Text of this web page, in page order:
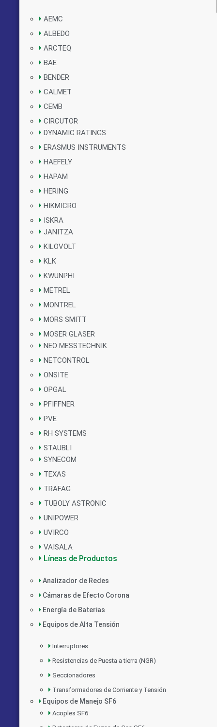
AEMC
ALBEDO
ARCTEQ
BAE
BENDER
CALMET
CEMB
CIRCUTOR
DYNAMIC RATINGS
ERASMUS INSTRUMENTS
HAEFELY
HAPAM
HERING
HIKMICRO
ISKRA
JANITZA
KILOVOLT
KLK
KWUNPHI
METREL
MONTREL
MORS SMITT
MOSER GLASER
NEO MESSTECHNIK
NETCONTROL
ONSITE
OPGAL
PFIFFNER
PVE
RH SYSTEMS
STAUBLI
SYNECOM
TEXAS
TRAFAG
TUBOLY ASTRONIC
UNIPOWER
UVIRCO
VAISALA
Líneas de Productos
Analizador de Redes
Cámaras de Efecto Corona
Energía de Baterias
Equipos de Alta Tensión
Interruptores
Resistencias de Puesta a tierra (NGR)
Seccionadores
Transformadores de Corriente y Tensión
Equipos de Manejo SF6
Acoples SF6